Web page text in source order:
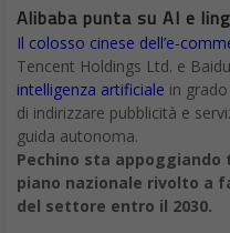
Alibaba punta su AI e
Il colosso cinese dell’e-
Tencent Holdings Ltd. e
intelligenza artificiale in
di indirizzare pubblicità e
guida autonoma.
Pechino sta
piano nazionale rivolto a
del settore entro il 2030.